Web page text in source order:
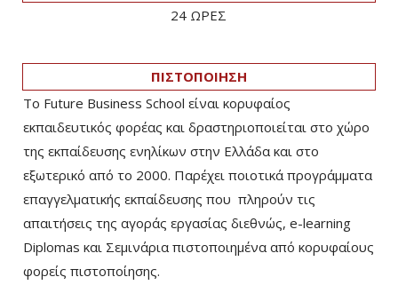
24 ΩΡΕΣ
ΠΙΣΤΟΠΟΙΗΣΗ
Το Future Business School είναι κορυφαίος
εκπαιδευτικός φορέας και δραστηριοποιείται στο χώρο
της εκπαίδευσης ενηλίκων στην Ελλάδα και στο
εξωτερικό από το 2000. Παρέχει ποιοτικά προγράμματα
επαγγελματικής εκπαίδευσης που πληρούν τις
απαιτήσεις της αγοράς εργασίας διεθνώς, e-learning
Diplomas και Σεμινάρια πιστοποιημένα από κορυφαίους
φορείς πιστοποίησης.